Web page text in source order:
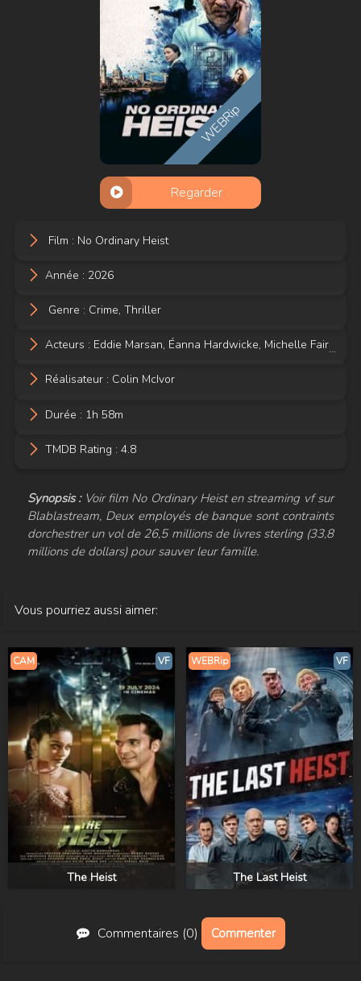
WEBRip
Regarder
Film : No Ordinary Heist
Année : 2026
Genre : Crime, Thriller
Acteurs : Eddie Marsan, Éanna Hardwicke, Michelle Fairley
Réalisateur : Colin McIvor
Durée : 1h 58m
TMDB Rating : 4.8
Synopsis :Voir film No Ordinary Heist en streaming vf sur
Blablastream, Deux employés de banque sont contraints
dorchestrer un vol de 26,5 millions de livres sterling (33,8
millions de dollars) pour sauver leur famille.
Vous pourriez aussi aimer:
The Heist
CAM VF
The Last Heist
WEBRip VF
Commentaires (0) Commenter